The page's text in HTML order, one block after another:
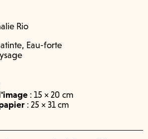
Rio
, Eau-forte
: 15 × 20 cm
: 25 × 31 cm